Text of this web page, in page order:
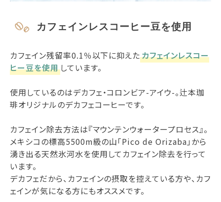
カフェインレスコーヒー豆を使用
カフェイン残留率0.1％以下に抑えたカフェインレスコー
ヒー豆を使用しています。
使用しているのはデカフェ・コロンビア-アイウ-。辻本珈
琲オリジナルのデカフェコーヒーです。
カフェイン除去方法は『マウンテンウォータープロセス』。
メキシコの標高5500m級の山「Pico de Orizaba」から
湧き出る天然氷河水を使用してカフェイン除去を行って
います。
デカフェだから、カフェインの摂取を控えている方や、カフ
ェインが気になる方にもオススメです。